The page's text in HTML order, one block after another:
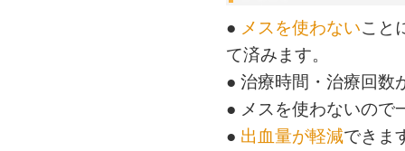
● メスを使わないこと
て済みます。
● 治療時間・治療回数
● メスを使わないので
● 出血量が軽減できま